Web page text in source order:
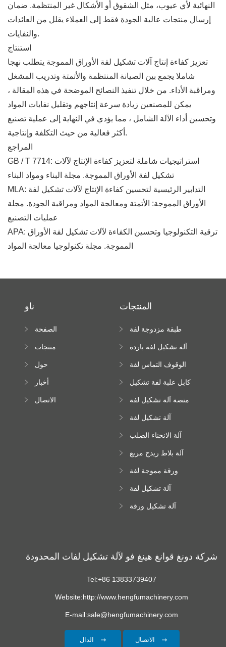
النهائية لأي عيوب، مثل الشقوق أو الأشكال غير المنتظمة. ضمان
إرسال منتجات عالية الجودة فقط إلى العملاء يقلل من العائدات
والنفايات.
استنتاج
تعزيز كفاءة إنتاج آلات تشكيل لفة الأوراق المموجة يتطلب نهجا
شاملا يجمع بين الصيانة المنتظمة والأتمتة وتدريب المشغل
ومراقبة الأداء. من خلال تنفيذ النصائح الموضحة في هذه المقالة ،
يمكن للمصنعين زيادة سرعة إنتاجهم وتقليل نفايات المواد
وتحسين أداء الآلة الشامل ، مما يؤدي في النهاية إلى عملية تصنيع
أكثر فعالية من حيث التكلفة وإنتاجية.
المراجع
GB / T 7714: استراتيجيات شاملة لتعزيز كفاءة الإنتاج لآلات
تشكيل لفة الأوراق المموجة. مجلة البناء ومواد البناء
MLA: التدابير الرئيسية لتحسين كفاءة الإنتاج لآلات تشكيل لفة
الأوراق المموجة: الأتمتة ومعالجة المواد ومراقبة الجودة. مجلة
عمليات التصنيع
APA: ترقية التكنولوجيا وتحسين الكفاءة لآلات تشكيل لفة الأوراق
المموجة. مجلة تكنولوجيا معالجة المواد
ناو
الصفحة
منتجات
حول
أخبار
الاتصال
المنتجات
طبقة مزدوجة لفة
آلة تشكيل لفة باردة
الوقوف التماس لفة
كابل علبة لفة تشكيل
منصة آلة تشكيل لفة
آلة تشكيل لفة
آلة الانحناء الصلب
آلة بلاط ريدج مربع
ورقة مموجة لفة
آلة تشكيل لفة
آلة تشكيل ورقة
شركة دونغ قوانغ هينغ فو لآلة تشكيل لفات المحدودة
Tel:+86 13833739407
Website:http://www.hengfumachinery.com
E-mail:sale@hengfumachinery.com